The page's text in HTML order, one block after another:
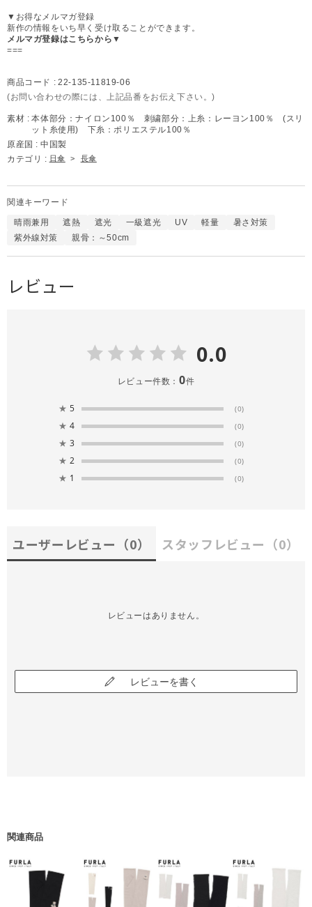
▼お得なメルマガ登録
新作の情報をいち早く受け取ることができます。
メルマガ登録はこちらから▼
===
商品コード : 22-135-11819-06
(お問い合わせの際には、上記品番をお伝え下さい。)
素材 : 本体部分：ナイロン100％ 刺繍部分：上糸：レーヨン100％ (スリ
ット糸使用) 下糸：ポリエステル100％
原産国 : 中国製
カテゴリ : 日傘 > 長傘
関連キーワード
晴雨兼用 遮熱 遮光 一級遮光 UV 軽量
暑さ対策
紫外線対策
親骨：～50cm
レビュー
0.0
レビュー件数： 0件
★ 5 (0)
★ 4 (0)
★ 3 (0)
★ 2 (0)
★ 1 (0)
ユーザーレビュー （0） スタッフレビュー （0）
レビューはありません。
レビューを書く
関連商品